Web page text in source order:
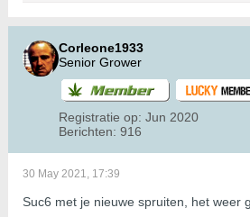
Corleone1933
Senior Grower
Registratie op: Jun 2020
Berichten: 916
30 May 2021, 17:39
Suc6 met je nieuwe spruiten, het weer